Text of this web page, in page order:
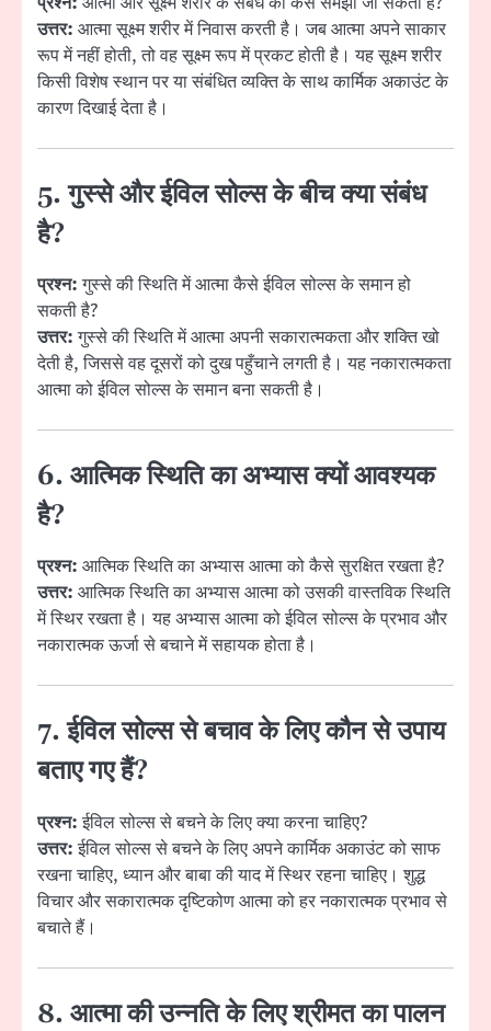
उत्तर: आत्मा सूक्ष्म शरीर में निवास करती है। जब आत्मा अपने साकार
रूप में नहीं होती, तो वह सूक्ष्म रूप में प्रकट होती है। यह सूक्ष्म शरीर
किसी विशेष स्थान पर या संबंधित व्यक्ति के साथ कार्मिक अकाउंट के
कारण दिखाई देता है।
5. गुस्से और ईविल सोल्स के बीच क्या संबंध
है?
प्रश्न:गुस्से की स्थिति में आत्मा कैसे ईविल सोल्स के समान हो
सकती है?
उत्तर:गुस्से की स्थिति में आत्मा अपनी सकारात्मकता और शक्ति खो
देती है, जिससे वह दूसरों को दुख पहुँचाने लगती है। यह नकारात्मकता
आत्मा को ईविल सोल्स के समान बना सकती है।
6. आत्मिक स्थिति का अभ्यास क्यों आवश्यक
है?
प्रश्न: आत्मिक स्थिति का अभ्यास आत्मा को कैसे सुरक्षित रखता है?
उत्तर: आत्मिक स्थिति का अभ्यास आत्मा को उसकी वास्तविक स्थिति
में स्थिर रखता है। यह अभ्यास आत्मा को ईविल सोल्स के प्रभाव और
नकारात्मक ऊर्जा से बचाने में सहायक होता है।
7. ईविल सोल्स से बचाव के लिए कौन से उपाय
बताए गए हैं?
प्रश्न:ईविल सोल्स से बचने के लिए क्या करना चाहिए?
उत्तर:ईविल सोल्स से बचने के लिए अपने कार्मिक अकाउंट को साफ
रखना चाहिए, ध्यान और बाबा की याद में स्थिर रहना चाहिए। शुद्ध
विचार और सकारात्मक दृष्टिकोण आत्मा को हर नकारात्मक प्रभाव से
बचाते हैं।
8. आत्मा की उन्नति के लिए श्रीमत का पालन